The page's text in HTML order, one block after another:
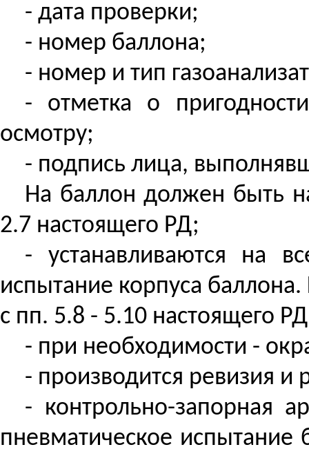
- дата проверки;
- номер баллона;
- номер и тип
- отметка о
осмотру;
- подпись лица,
На баллон должен быть
2.7 настоящего РД;
- устанавливаются на
испытание корпуса баллона.
с пп. 5.8 - 5.10 настоящего
- при необходимости -
- производится ревизия
- контрольно-запорная
пневматическое